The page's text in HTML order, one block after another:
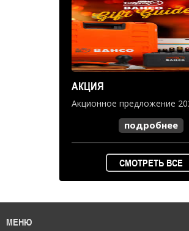
АКЦИЯ
Акционное предложение
подробнее
СМОТРЕТЬ ВСЕ
МЕНЮ